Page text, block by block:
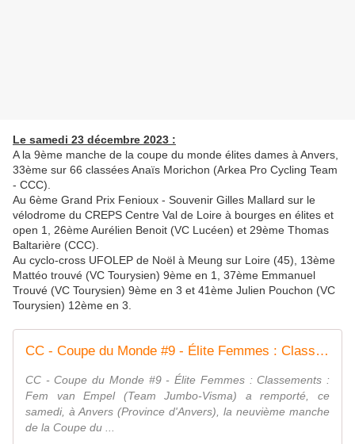
Le samedi 23 décembre 2023 :
A la 9ème manche de la coupe du monde élites dames à Anvers,
33ème sur 66 classées Anaïs Morichon (Arkea Pro Cycling Team
- CCC).
Au 6ème Grand Prix Fenioux - Souvenir Gilles Mallard sur le
vélodrome du CREPS Centre Val de Loire à bourges en élites et
open 1, 26ème Aurélien Benoit (VC Lucéen) et 29ème Thomas
Baltarière (CCC).
Au cyclo-cross UFOLEP de Noël à Meung sur Loire (45), 13ème
Mattéo trouvé (VC Tourysien) 9ème en 1, 37ème Emmanuel
Trouvé (VC Tourysien) 9ème en 3 et 41ème Julien Pouchon (VC
Tourysien) 12ème en 3.
CC - Coupe du Monde #9 - Élite Femmes : Classements - Actualité - DirectVelo
CC - Coupe du Monde #9 - Élite Femmes : Classements :
Fem van Empel (Team Jumbo-Visma) a remporté, ce
samedi, à Anvers (Province d'Anvers), la neuvième manche
de la Coupe du ...